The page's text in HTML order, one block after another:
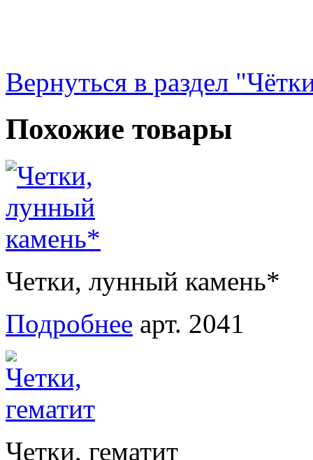
Вернуться в раздел
Похожие товары
Четки, лунный камень*
Подробнее арт. 2041
Четки, гематит